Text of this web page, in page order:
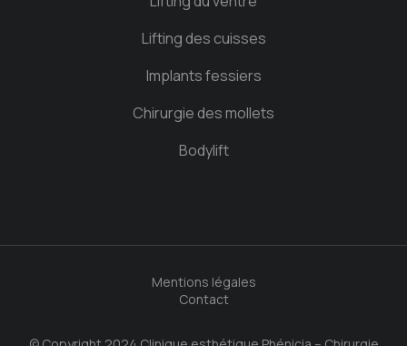
Lifting des cuisses
Implants fessiers
Chirurgie des mollets
Bodylift
Mentions légales
Contact